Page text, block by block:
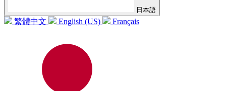
日本語
繁體中文 English (US) Français